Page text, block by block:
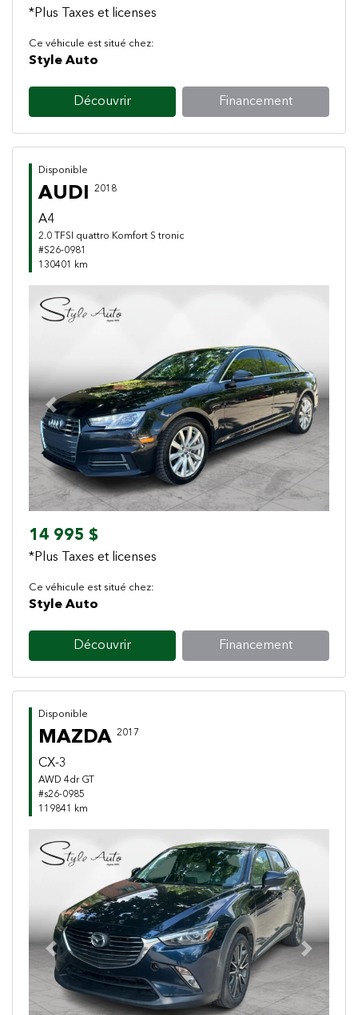
*Plus Taxes et licenses
Ce véhicule est situé chez:
Style Auto
Découvrir Financement
Disponible
AUDI 2018
A4
2.0 TFSI quattro Komfort S tronic
#S26-0981
130401 km
Previous Next
14 995 $
*Plus Taxes et licenses
Ce véhicule est situé chez:
Style Auto
Découvrir Financement
Disponible
MAZDA 2017
CX-3
AWD 4dr GT
#s26-0985
119841 km
Previous Next